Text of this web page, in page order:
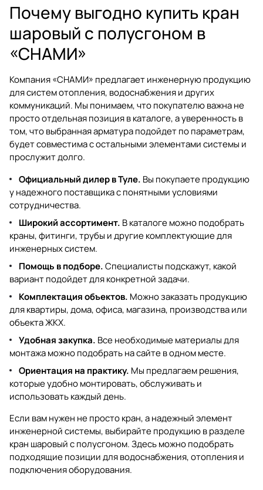
Почему выгодно купить кран
шаровый с полусгоном в
«СНАМИ»
Компания«СНАМИ» предлагает инженерную продукцию
для систем отопления, водоснабжения и других
коммуникаций. Мы понимаем, что покупателю важна не
просто отдельная позиция в каталоге, а уверенность в
том, что выбранная арматура подойдет по параметрам,
будет совместима с остальными элементами системы и
прослужит долго.
Официальный дилер в Туле. Вы покупаете продукцию
у надежного поставщика с понятными условиями
сотрудничества.
Широкий ассортимент. В каталоге можно подобрать
краны, фитинги, трубы и другие комплектующие для
инженерных систем.
Помощь в подборе.Специалисты подскажут, какой
вариант подойдет для конкретной задачи.
Комплектация объектов. Можно заказать продукцию
для квартиры, дома, офиса, магазина, производства или
объекта ЖКХ.
Удобная закупка. Все необходимые материалы для
монтажа можно подобрать на сайте в одном месте.
Ориентация на практику. Мы предлагаем решения,
которые удобно монтировать, обслуживать и
использовать каждый день.
Если вам нужен не просто кран, а надежный элемент
инженерной системы, выбирайте продукцию в разделе
кран шаровый с полусгоном. Здесь можно подобрать
подходящие позиции для водоснабжения, отопления и
подключения оборудования.